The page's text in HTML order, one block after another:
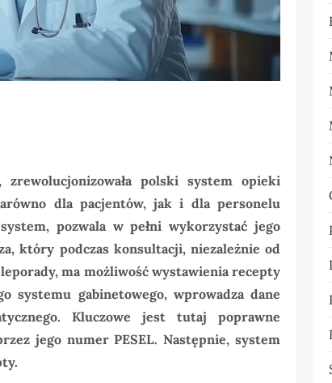
polski system opieki
dla pacjentów, jak i dla personelu
pozwala w pełni wykorzystać jego
który podczas konsultacji, niezależnie od
ma możliwość wystawienia recepty
systemu gabinetowego, wprowadza dane
Kluczowe jest tutaj poprawne
jego numer PESEL. Następnie, system